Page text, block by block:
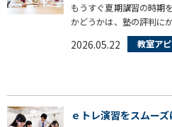
もうすぐ夏期講習の時期
かどうかは、塾の評判に
その塾の良い評判が広が
講習の生徒募集は安心し
こからつくられるのでし
ざまな要素があります
こで教えてくれる先生で
2026.05.22 教室ア
ｅトレ演習をスムー